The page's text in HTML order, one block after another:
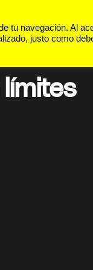
tu navegación. Al
justo como